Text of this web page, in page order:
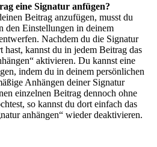
eine Signatur anfügen?
Beitrag anzufügen, musst du
den Einstellungen in deinem
Nachdem du die Signatur
hast, kannst du in jedem Beitrag das
aktivieren. Du kannst eine
indem du in deinem persönlichen
Anhängen deiner Signatur
einzelnen Beitrag dennoch ohne
so kannst du dort einfach das
anhängen“ wieder deaktivieren.